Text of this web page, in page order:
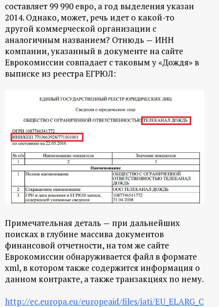
составляет 99 990 евро, а год выделения указан
2014. Однако, может, речь идет о какой-то
другой коммерческой организации с
аналогичным названием? Отнюдь — ИНН
компании, указанный в документе на сайте
Еврокомиссии совпадает с таковым у «Дождя» в
выписке из реестра ЕГРЮЛ:
Примечательная деталь — при дальнейших
поисках в глубине массива документов
финансовой отчетности, на том же сайте
Еврокомиссии обнаруживается файл в формате
xml, в котором также содержится информация о
данном контракте, а также транзакциях по нему.
http://ec.europa.eu/europeaid/files/iati/EU_ELARG_C